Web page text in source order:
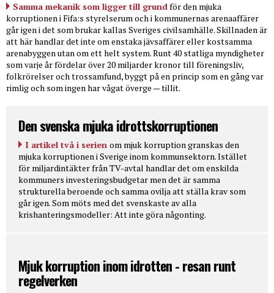
Samma mekanik som ligger till grundför den mjuka
korruptionen i Fifa:s styrelserum och i kommunernas arenaaffärer
går igen i det som brukar kallas Sveriges civilsamhälle. Skillnaden är
att här handlar det inte om enstaka jävsaffärer eller kostsamma
arenabyggen utan om ett helt system. Runt 40 statliga myndigheter
som varje år fördelar över 20 miljarder kronor till föreningsliv,
folkrörelser och trossamfund, byggt på en princip som en gång var
rimlig och som ingen har vågat överge — tillit.
Den svenska mjuka idrottskorruptionen
I artikel två i serien om mjuk korruption granskas den
mjuka korruptionen i Sverige inom kommunsektorn. Istället
för miljardintäkter från TV-avtal handlar det om enskilda
kommuners investeringsbudgetar men det är samma
strukturella beroende och samma ovilja att ställa krav som
går igen. Som möts med det svenskaste av alla
krishanteringsmodeller: Att inte göra någonting.
Mjuk korruption inom idrotten - resan runt
regelverken